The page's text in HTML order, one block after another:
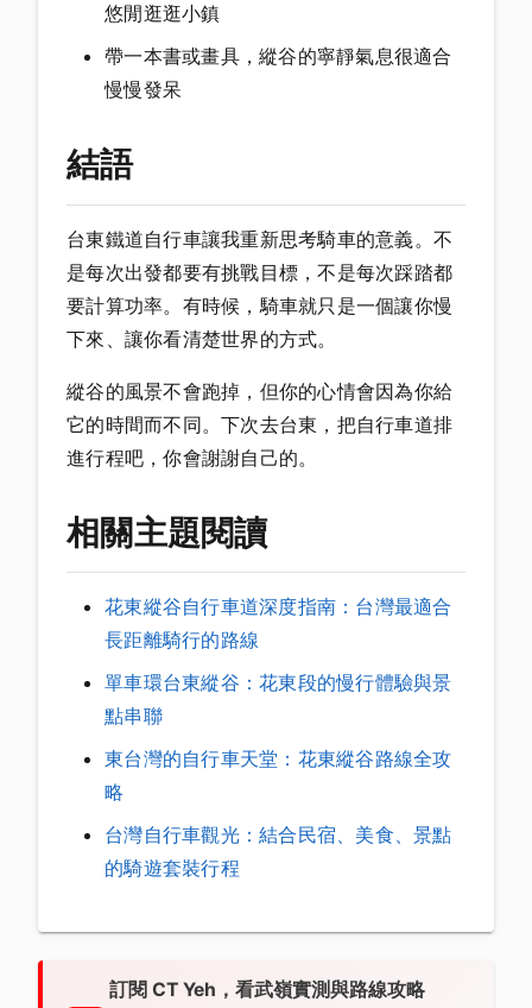
悠閒逛逛小鎮
帶一本書或畫具，縱谷的寧靜氣息很適合
慢慢發呆
結語
台東鐵道自行車讓我重新思考騎車的意義。不
是每次出發都要有挑戰目標，不是每次踩踏都
要計算功率。有時候，騎車就只是一個讓你慢
下來、讓你看清楚世界的方式。
縱谷的風景不會跑掉，但你的心情會因為你給
它的時間而不同。下次去台東，把自行車道排
進行程吧，你會謝謝自己的。
相關主題閱讀
花東縱谷自行車道深度指南：台灣最適合
長距離騎行的路線
單車環台東縱谷：花東段的慢行體驗與景
點串聯
東台灣的自行車天堂：花東縱谷路線全攻
略
台灣自行車觀光：結合民宿、美食、景點
的騎遊套裝行程
訂閱 CT Yeh，看武嶺實測與路線攻略